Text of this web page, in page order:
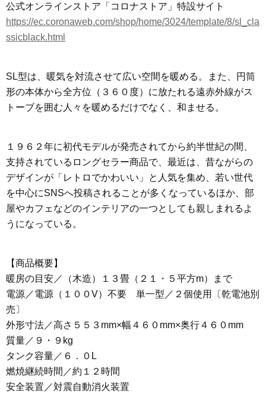
公式オンラインストア「コロナストア」特設サイト
https://ec.coronaweb.com/shop/home/3024/template/8/sl_cla
ssicblack.html
SL型は、暖気を対流させて広い空間を暖める。また、円筒
形の本体から全方位（３６０度）に放たれる遠赤外線がス
トーブを囲む人々を暖めるだけでなく、和ませる。
１９６２年に初代モデルが発売されてから約半世紀の間、
支持されているロングセラー商品で、最近は、昔ながらの
デザインが「レトロでかわいい」と人気を集め、若い世代
を中心にSNSへ投稿されることが多くなっているほか、部
屋やカフェなどのインテリアの一つとしても親しまれるよ
うになっている。
【商品概要】
暖房の目安／（木造）１３畳（２１・５平方m）まで
電源／電源（１００V）不要 単一型／２個使用〔乾電池別
売〕
外形寸法／高さ５５３mm×幅４６０mm×奥行４６０mm
質量／９・９kg
タンク容量／６．０L
燃焼継続時間／約１２時間
安全装置／対震自動消火装置